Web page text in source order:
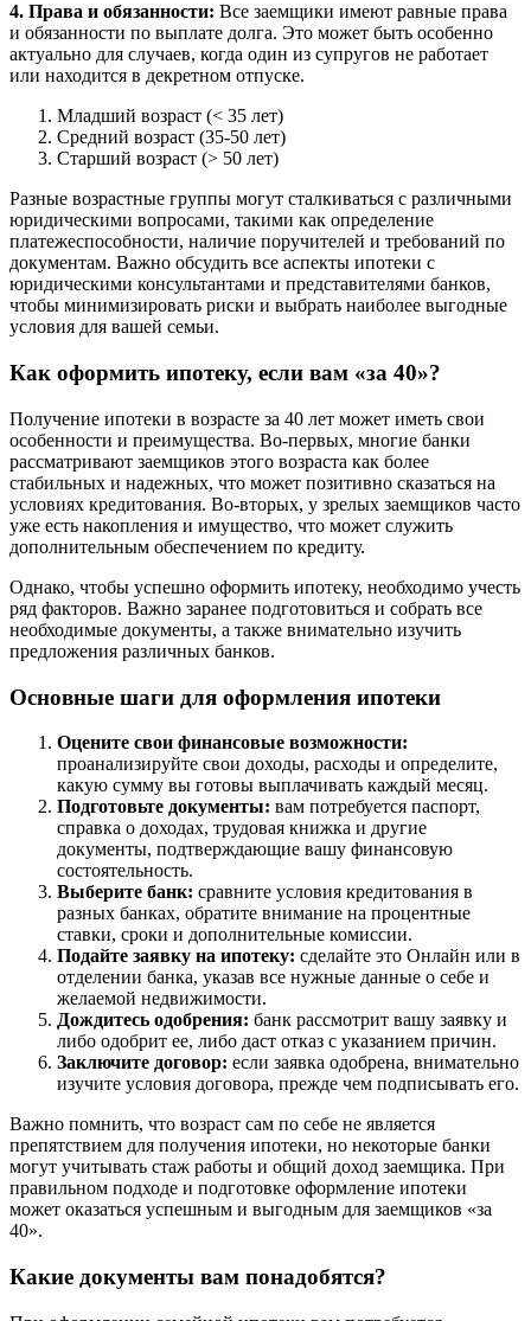
4. Права и обязанности: Все заемщики имеют равные права
и обязанности по выплате долга. Это может быть особенно
актуально для случаев, когда один из супругов не работает
или находится в декретном отпуске.
Младший возраст (< 35 лет)
Средний возраст (35-50 лет)
Старший возраст (> 50 лет)
Разные возрастные группы могут сталкиваться с различными
юридическими вопросами, такими как определение
платежеспособности, наличие поручителей и требований по
документам. Важно обсудить все аспекты ипотеки с
юридическими консультантами и представителями банков,
чтобы минимизировать риски и выбрать наиболее выгодные
условия для вашей семьи.
Как оформить ипотеку, если вам «за 40»?
Получение ипотеки в возрасте за 40 лет может иметь свои
особенности и преимущества. Во-первых, многие банки
рассматривают заемщиков этого возраста как более
стабильных и надежных, что может позитивно сказаться на
условиях кредитования. Во-вторых, у зрелых заемщиков часто
уже есть накопления и имущество, что может служить
дополнительным обеспечением по кредиту.
Однако, чтобы успешно оформить ипотеку, необходимо учесть
ряд факторов. Важно заранее подготовиться и собрать все
необходимые документы, а также внимательно изучить
предложения различных банков.
Основные шаги для оформления ипотеки
Оцените свои финансовые возможности:
проанализируйте свои доходы, расходы и определите,
какую сумму вы готовы выплачивать каждый месяц.
Подготовьте документы: вам потребуется паспорт,
справка о доходах, трудовая книжка и другие
документы, подтверждающие вашу финансовую
состоятельность.
Выберите банк: сравните условия кредитования в
разных банках, обратите внимание на процентные
ставки, сроки и дополнительные комиссии.
Подайте заявку на ипотеку: сделайте это Онлайн или в
отделении банка, указав все нужные данные о себе и
желаемой недвижимости.
Дождитесь одобрения: банк рассмотрит вашу заявку и
либо одобрит ее, либо даст отказ с указанием причин.
Заключите договор: если заявка одобрена, внимательно
изучите условия договора, прежде чем подписывать его.
Важно помнить, что возраст сам по себе не является
препятствием для получения ипотеки, но некоторые банки
могут учитывать стаж работы и общий доход заемщика. При
правильном подходе и подготовке оформление ипотеки
может оказаться успешным и выгодным для заемщиков «за
40».
Какие документы вам понадобятся?